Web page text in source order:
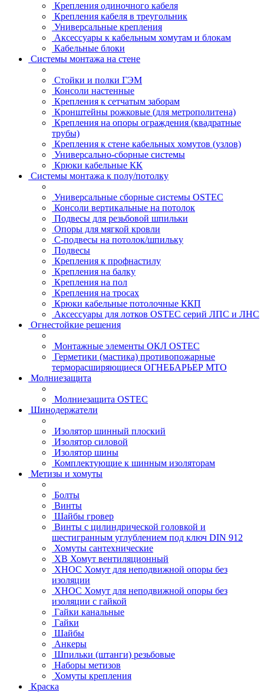
Крепления одиночного кабеля
Крепления кабеля в треугольник
Универсальные крепления
Аксессуары к кабельным хомутам и блокам
Кабельные блоки
Системы монтажа на стене
Стойки и полки ГЭМ
Консоли настенные
Крепления к сетчатым заборам
Кронштейны рожковые (для метрополитена)
Крепления на опоры ограждения (квадратные
трубы)
Крепления к стене кабельных хомутов (узлов)
Универсально-сборные системы
Крюки кабельные КК
Системы монтажа к полу/потолку
Универсальные сборные системы OSTEC
Консоли вертикальные на потолок
Подвесы для резьбовой шпильки
Опоры для мягкой кровли
С-подвесы на потолок/шпильку
Подвесы
Крепления к профнастилу
Крепления на балку
Крепления на пол
Крепления на тросах
Крюки кабельные потолочные ККП
Аксессуары для лотков OSTEC серий ЛПС и ЛНС
Огнестойкие решения
Монтажные элементы ОКЛ OSTEC
Герметики (мастика) противопожарные
терморасширяющиеся ОГНЕБАРЬЕР МТО
Молниезащита
Молниезащита OSTEC
Шинодержатели
Изолятор шинный плоский
Изолятор силовой
Изолятор шины
Комплектующие к шинным изоляторам
Метизы и хомуты
Болты
Винты
Шайбы гровер
Винты с цилиндрической головкой и
шестигранным углублением под ключ DIN 912
Хомуты сантехнические
ХВ Хомут вентиляционный
ХНОС Хомут для неподвижной опоры без
изоляции
ХНОС Хомут для неподвижной опоры без
изоляции с гайкой
Гайки канальные
Гайки
Шайбы
Анкеры
Шпильки (штанги) резьбовые
Наборы метизов
Хомуты крепления
Краска